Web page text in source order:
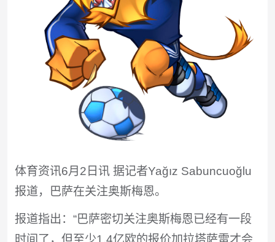
体育资讯6月2日讯 据记者Yağız Sabuncuoğlu
报道，巴萨在关注奥斯梅恩。
报道指出：“巴萨密切关注奥斯梅恩已经有一段
时间了，但至少1.4亿欧的报价加拉塔萨雷才会